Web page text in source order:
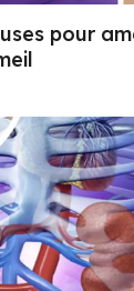
pour